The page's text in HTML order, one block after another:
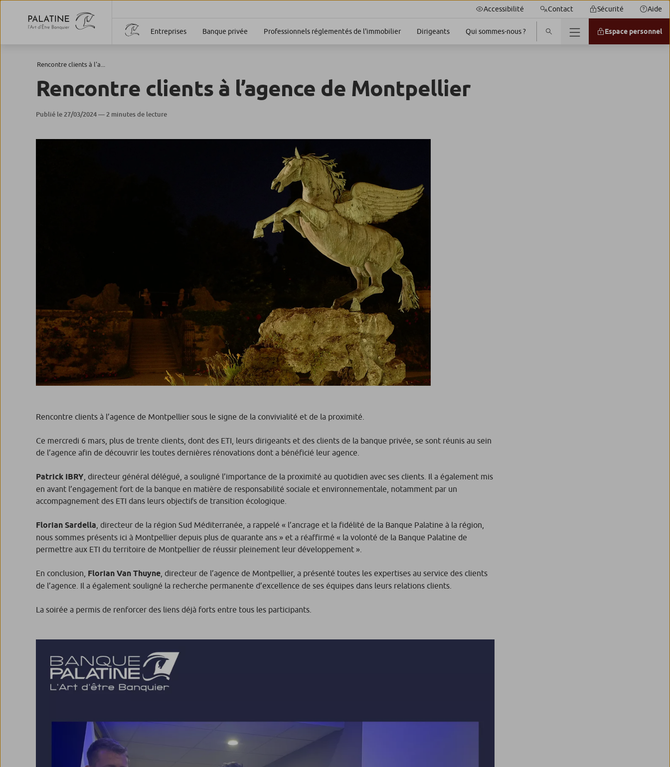
Accessibilité Contact Sécurité Aide
Entreprises Banque privée Professionnels réglementés de l'immobilier Dirigeants Qui sommes-nous ? Espace personnel
Rencontre clients à l'a...
Rencontre clients à l’agence de Montpellier
Publié le 27/03/2024 — 2 minutes de lecture
Rencontre clients à l’agence de Montpellier sous le signe de la convivialité et de la proximité.
Ce mercredi 6 mars, plus de trente clients, dont des ETI, leurs dirigeants et des clients de la banque privée, se sont réunis au sein
de l’agence afin de découvrir les toutes dernières rénovations dont a bénéficié leur agence.
Patrick IBRY , directeur général délégué, a souligné l’importance de la proximité au quotidien avec ses clients. Il a également mis
en avant l’engagement fort de la banque en matière de responsabilité sociale et environnementale, notamment par un
accompagnement des ETI dans leurs objectifs de transition écologique.
Florian Sardella , directeur de la région Sud Méditerranée, a rappelé « l’ancrage et la fidélité de la Banque Palatine à la région,
nous sommes présents ici à Montpellier depuis plus de quarante ans » et a réaffirmé « la volonté de la Banque Palatine de
permettre aux ETI du territoire de Montpellier de réussir pleinement leur développement ».
En conclusion, Florian Van Thuyne , directeur de l’agence de Montpellier, a présenté toutes les expertises au service des clients
de l’agence. Il a également souligné la recherche permanente d’excellence de ses équipes dans leurs relations clients.
La soirée a permis de renforcer des liens déjà forts entre tous les participants.